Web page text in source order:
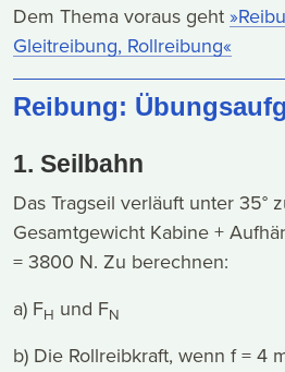
Dem Thema voraus geht
Gleitreibung, Rollreibung«
Reibung:
1. Seilbahn
Das Tragseil verläuft unter 35°
Gesamtgewicht Kabine +
= 3800 N. Zu berechnen:
a) FH und FN
b) Die Rollreibkraft, wenn f = 4